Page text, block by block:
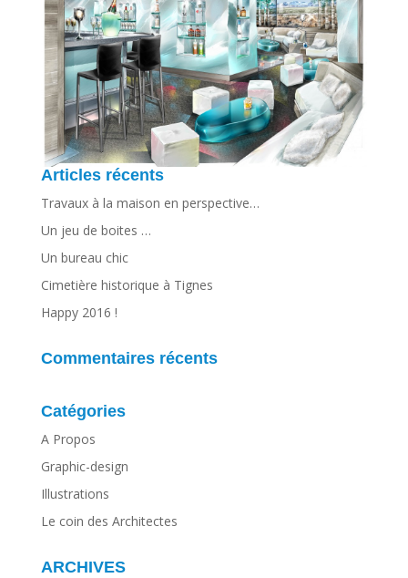
Articles récents
Travaux à la maison en perspective…
Un jeu de boites …
Un bureau chic
Cimetière historique à Tignes
Happy 2016 !
Commentaires récents
Catégories
A Propos
Graphic-design
Illustrations
Le coin des Architectes
ARCHIVES